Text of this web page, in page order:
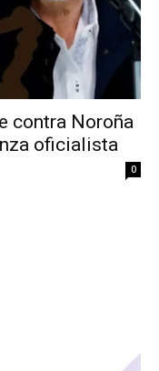
contra Noroña
oficialista
0